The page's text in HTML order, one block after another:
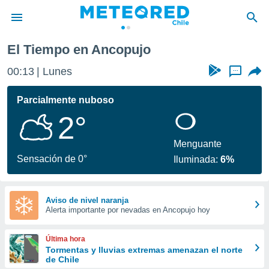
de
por
se
calidad.
a este
las
y
forma
digital
basada
El Tiempo en Ancopujo
00:13 Lunes ...
Parcialmente nuboso
2°
Sensación de 0°
Menguante
Iluminada:6%
Aviso de nivel naranja
Alerta importante por nevadas en Ancopujo hoy
Última hora
Tormentas y lluvias extremas amenazan el norte
de Chile